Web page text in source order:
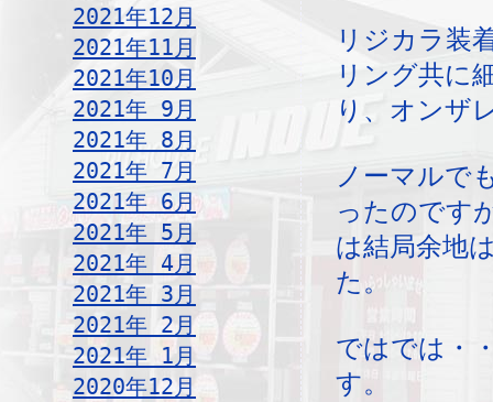
2021年12月
2021年11月
2021年10月
2021年 9月
2021年 8月
2021年 7月
2021年 6月
2021年 5月
2021年 4月
2021年 3月
2021年 2月
2021年 1月
2020年12月
リジカラ装
リング共に
り、オンザ
ノーマルで
ったのです
は結局余地
た。
ではでは・
す。